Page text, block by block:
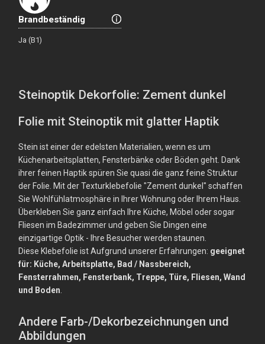
Brandbeständig
Ja (B1)
Steinoptik Dekorfolie: Zement dunkel
Folie mit Steinoptik mit glatter Haptik
Stein ist einer der edelsten Materialien, wenn es um
Küchenarbeitsplatten, Fensterbänke oder Böden geht. Dank
ihrer feinen Haptik spüren Sie quasi die ganz feine Struktur
der Folie. Mit der Texturklebefolie "Zement dunkel" schaffen
Sie Wohlfühlatmosphäre in Ihrer Wohnung oder Ihrem Haus.
Überkleben Sie ganz einfach Ihre Küche, Möbel oder sogar
Fliesen im Badezimmer und geben Sie Dingen eine
einzigartige Optik - Ihre Besucher werden staunen.
Diese Klebefolie ist Aufgrund unserer Erfahrungen: geeignet
für: Küche, Arbeitsplatte, Bad / Nassbereich,
Fensterrahmen, Fensterbank, Treppe, Türe, Fliesen, Wand
und Boden.
Andere Farb-/Dekorbezeichnungen und
Abbildungen